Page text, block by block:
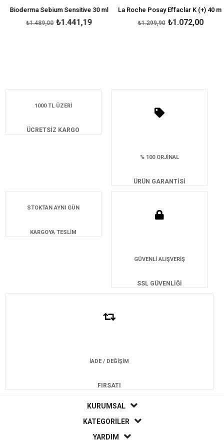
Bioderma Sebium Sensitive 30 ml
₺1.441,19
₺1.489,00
La Roche Posay Effaclar K (+) 40 ml
₺1.072,00
₺1.299,90
1000 TL ÜZERİ
ÜCRETSİZ KARGO
% 100 ORJİNAL
ÜRÜN GARANTİSİ
STOKTAN AYNI GÜN
KARGOYA TESLİM
GÜVENLİ ALIŞVERİŞ
SSL GÜVENLİĞİ
İADE / DEĞİŞİM
FIRSATI
KURUMSAL
KATEGORİLER
YARDIM